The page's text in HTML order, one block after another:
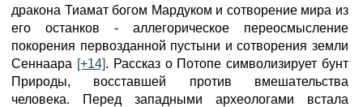
дракона Тиамат богом Мардуком и сотворение мира из
его останков - аллегорическое переосмысление
покорения первозданной пустыни и сотворения земли
Сеннаара [+14]. Рассказ о Потопе символизирует бунт
Природы, восставшей против вмешательства
человека. Перед западными археологами встала